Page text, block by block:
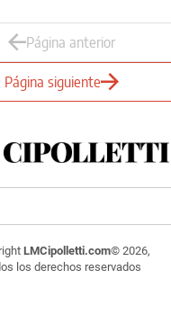
Página anterior
Página siguiente
LMCipolletti.com© 2026,
los derechos reservados